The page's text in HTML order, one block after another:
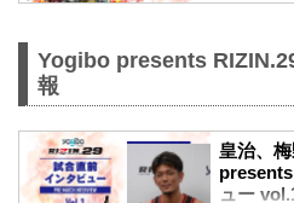
送・配信
RIZIN
至の大阪
う！
放送・配
直前番組
Yogibo presents
報
皇治、
ュー